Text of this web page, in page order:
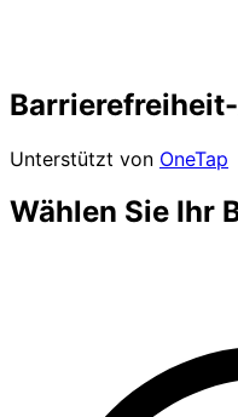
Unterstützt von OneTap
Wählen Sie Ihr